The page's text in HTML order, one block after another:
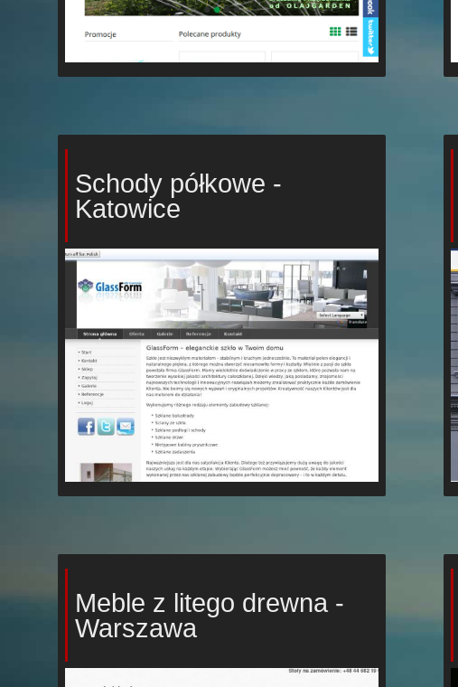
Schody półkowe -
Katowice
Meble z litego drewna -
Warszawa